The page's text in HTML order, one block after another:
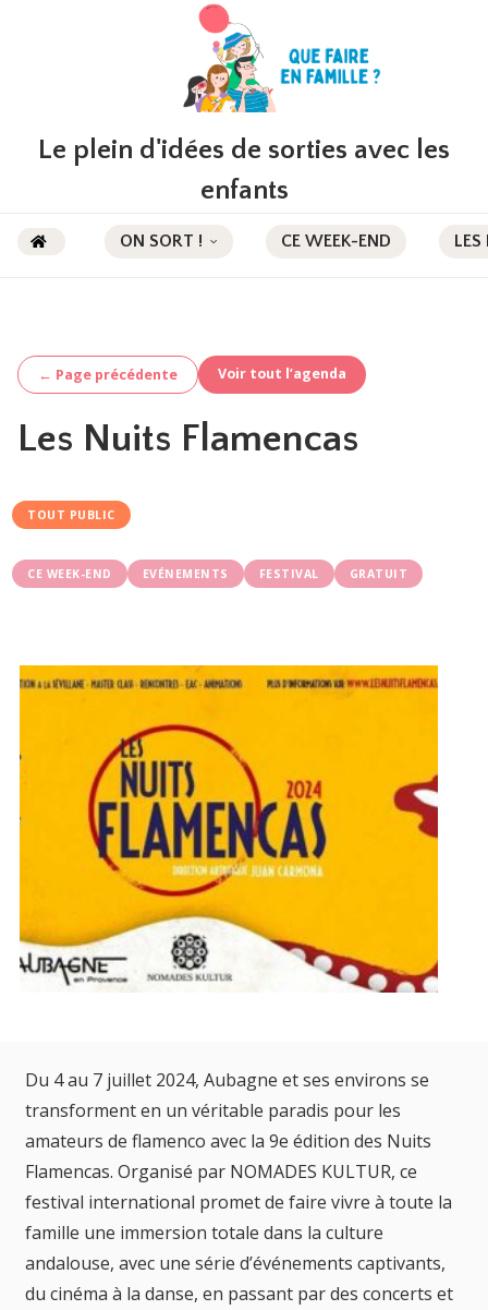
Le plein d'idées de sorties avec les
enfants
ON SORT ! CE WEEK-END LES
← Page précédente Voir tout l’agenda
Les Nuits Flamencas
TOUT PUBLIC
CE WEEK-END EVÉNEMENTS FESTIVAL GRATUIT
Du 4 au 7 juillet 2024, Aubagne et ses environs se
transforment en un véritable paradis pour les
amateurs de flamenco avec la 9e édition des Nuits
Flamencas. Organisé par NOMADES KULTUR, ce
festival international promet de faire vivre à toute la
famille une immersion totale dans la culture
andalouse, avec une série d’événements captivants,
du cinéma à la danse, en passant par des concerts et